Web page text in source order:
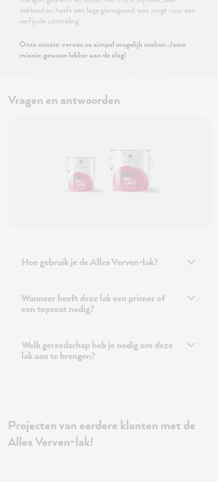
dekkend en heeft een lage glansgraad, wat zorgt voor een
verfijnde uitstraling
Onze missie: verven zo simpel mogelijk maken. Jouw
missie: gewoon lekker aan de slag!
Vragen en antwoorden
Hoe gebruik je de Alles Verven-lak?
Wanneer heeft deze lak een primer of
een topcoat nodig?
Welk gereedschap heb je nodig om deze
lak aan te brengen?
Projecten van eerdere klanten met de
Alles Verven-lak!